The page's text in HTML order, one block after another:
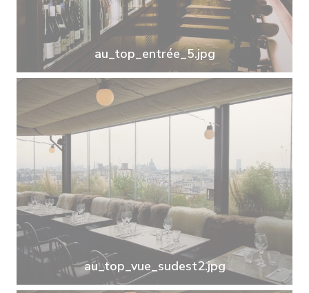
au_top_entrée_5.jpg
au_top_vue_sudest2.jpg